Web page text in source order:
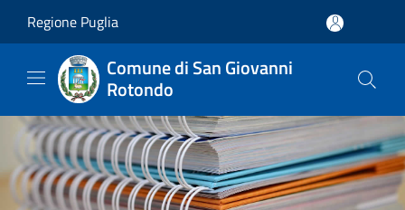
Regione Puglia
Comune di San Giovanni
Rotondo